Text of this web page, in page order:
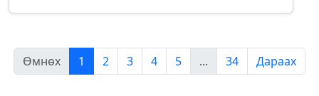
Өмнөх 1 2 3 4 5 ... 34 Дараах